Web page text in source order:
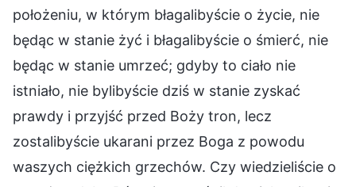
położeniu, w którym błagalibyście o życie, nie
będąc w stanie żyć i błagalibyście o śmierć, nie
będąc w stanie umrzeć; gdyby to ciało nie
istniało, nie bylibyście dziś w stanie zyskać
prawdy i przyjść przed Boży tron, lecz
zostalibyście ukarani przez Boga z powodu
waszych ciężkich grzechów. Czy wiedzieliście o